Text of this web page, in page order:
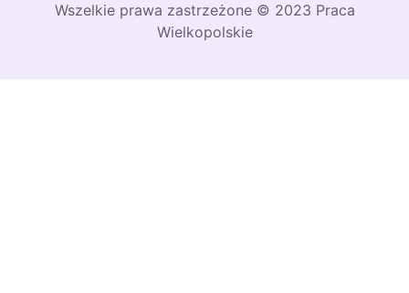
Wszelkie prawa zastrzeżone © 2023 Praca
Wielkopolskie